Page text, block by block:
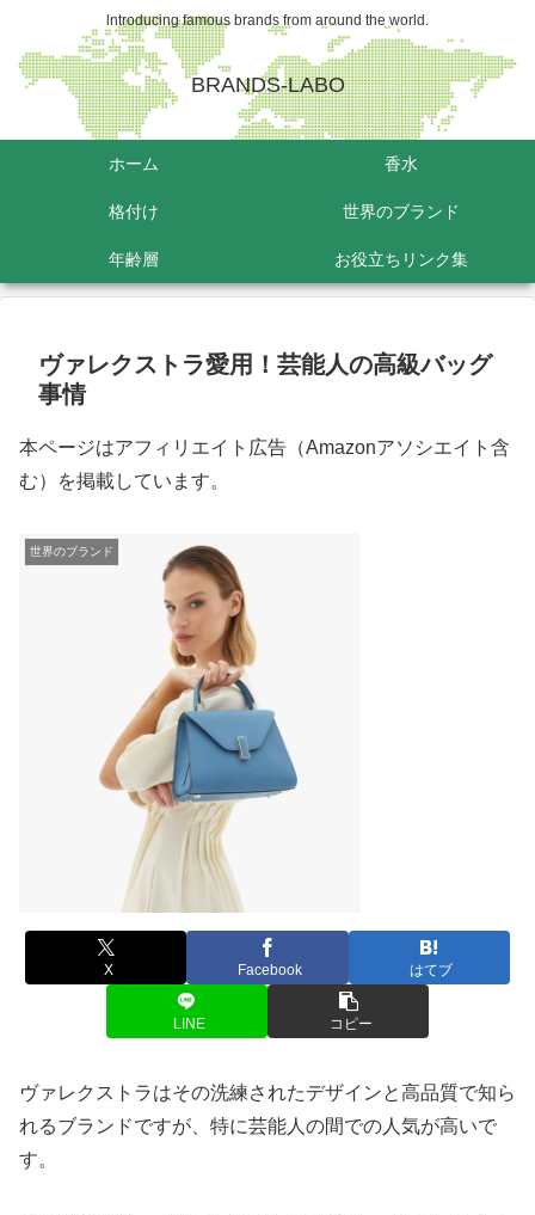
lntroducing famous brands from around the world.
BRANDS-LABO
ホーム 香水
格付け 世界のブランド
年齢層 お役立ちリンク集
ヴァレクストラ愛用！芸能人の高級バッグ
事情
本ページはアフィリエイト広告（Amazonアソシエイト含
む）を掲載しています。
世界のブランド
X Facebook はてブ
LINE コピー
ヴァレクストラはその洗練されたデザインと高品質で知ら
れるブランドですが、特に芸能人の間での人気が高いで
す。